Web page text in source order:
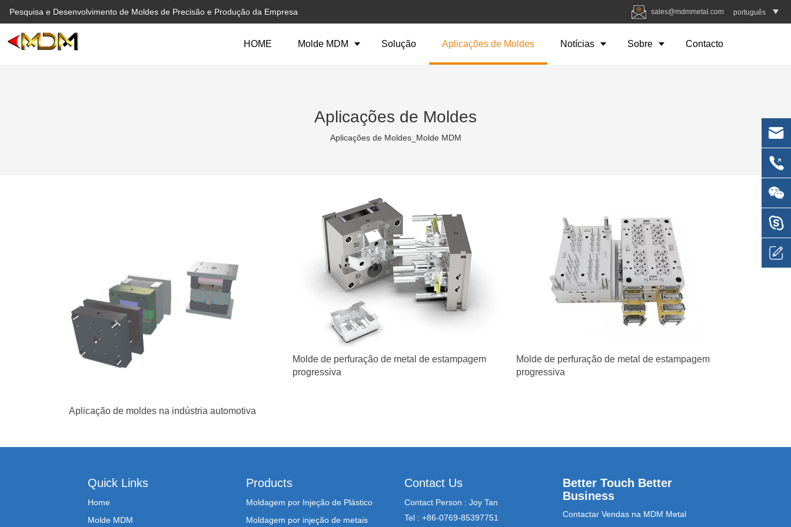
Pesquisa e Desenvolvimento de Moldes de Precisão e Produção da Empresa sales@mdmmetal.com português
HOME Molde MDM Solução Aplicações de Moldes Notícias Sobre Contacto
Aplicações de Moldes
Aplicações de Moldes_Molde MDM
Aplicação de moldes na indústria automotiva
Molde de perfuração de metal de estampagem
progressiva
Molde de perfuração de metal de estampagem
progressiva
Quick Links
Home
Molde MDM
Products
Moldagem por Injeção de Plástico
Moldagem por injeção de metais
Contact Us
Contact Person : Joy Tan
Tel : +86-0769-85397751
Better Touch Better
Business
Contactar Vendas na MDM Metal